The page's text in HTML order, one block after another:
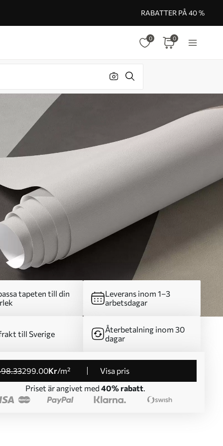
RABATTER PÅ 40 %
0 0
tapeten till din
Leverans inom 1–3
arbetsdagar
till Sverige
Återbetalning inom 30
dagar
.33299.00Kr/m²
Visa pris
Priset är angivet med 40% rabatt.